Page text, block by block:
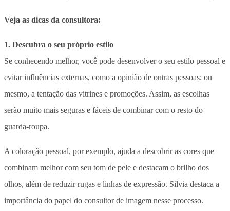
Veja as dicas da consultora:
1. Descubra o seu próprio estilo
Se conhecendo melhor, você pode desenvolver o seu estilo pessoal e
evitar influências externas, como a opinião de outras pessoas; ou
mesmo, a tentação das vitrines e promoções. Assim, as escolhas
serão muito mais seguras e fáceis de combinar com o resto do
guarda-roupa.
A coloração pessoal, por exemplo, ajuda a descobrir as cores que
combinam melhor com seu tom de pele e destacam o brilho dos
olhos, além de reduzir rugas e linhas de expressão. Silvia destaca a
importância do papel do consultor de imagem nesse processo.